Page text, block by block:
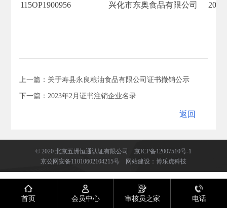
115OP1900956 兴化市东奥食品有限公司
上一篇：​关于寿县永良粮油食品有限公司证书撤销公示
下一篇：2023年2月证书注销企业名录
返回
© 2020 北京五洲恒通认证有限公司 京ICP备12007510号-1
京公网安备11010602104215号
网站建设 ： 博乐虎科技
首页 会员中心 审核员之家 电话